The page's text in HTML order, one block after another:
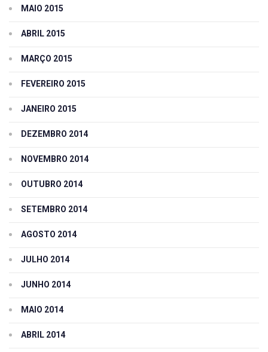
MAIO 2015
ABRIL 2015
MARÇO 2015
FEVEREIRO 2015
JANEIRO 2015
DEZEMBRO 2014
NOVEMBRO 2014
OUTUBRO 2014
SETEMBRO 2014
AGOSTO 2014
JULHO 2014
JUNHO 2014
MAIO 2014
ABRIL 2014